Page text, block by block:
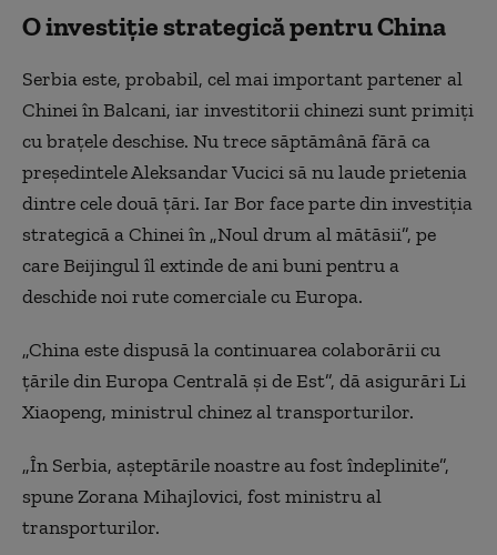
O investiție strategică pentru China
Serbia este, probabil, cel mai important partener al
Chinei în Balcani, iar investitorii chinezi sunt primiți
cu brațele deschise. Nu trece săptămână fără ca
președintele Aleksandar Vucici să nu laude prietenia
dintre cele două țări. Iar Bor face parte din investiția
strategică a Chinei în „Noul drum al mătăsii”, pe
care Beijingul îl extinde de ani buni pentru a
deschide noi rute comerciale cu Europa.
„China este dispusă la continuarea colaborăriicu
țările din Europa Centrală și de Est”, dă asigurări Li
Xiaopeng, ministrul chinez al transporturilor.
„În Serbia, așteptările noastre au fost îndeplinite”,
spune Zorana Mihajlovici, fost ministru al
transporturilor.